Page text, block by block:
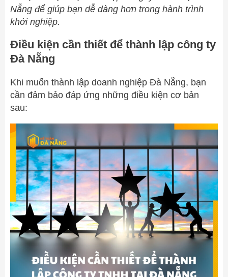
Nẵng để giúp bạn dễ dàng hơn trong hành trình
khởi nghiệp.
Điều kiện cần thiết để thành lập công ty
Đà Nẵng
Khi muốn thành lập doanh nghiệp Đà Nẵng, bạn
cần đảm bảo đáp ứng những điều kiện cơ bản
sau: